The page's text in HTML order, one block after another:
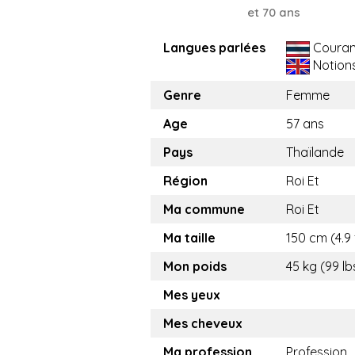
et 70 ans
Langues parlées
Genre
Femme
Age
57 ans
Pays
Thaïlande
Région
Roi Et
Ma commune
Roi Et
Ma taille
150 cm
Mon poids
45 kg (99
Mes yeux
Mes cheveux